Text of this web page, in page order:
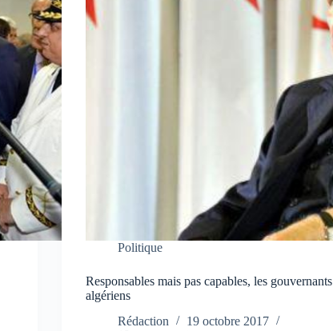
Politique
Responsables mais pas capables, les gouvernants
algériens
Rédaction
19 octobre 2017